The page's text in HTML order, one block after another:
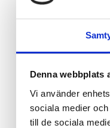
Denna webbplats
Vi använder
sociala medier
till de sociala
de projekt som
med den 5 maj
Om regeringen
dessutom att
kan komma att